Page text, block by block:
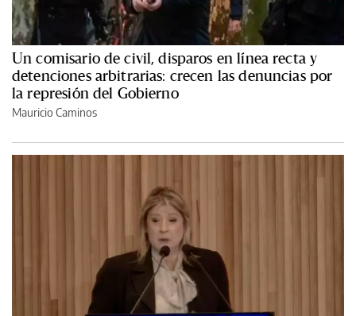
Un comisario de civil, disparos en línea recta y
detenciones arbitrarias: crecen las denuncias por
la represión del Gobierno
Mauricio Caminos